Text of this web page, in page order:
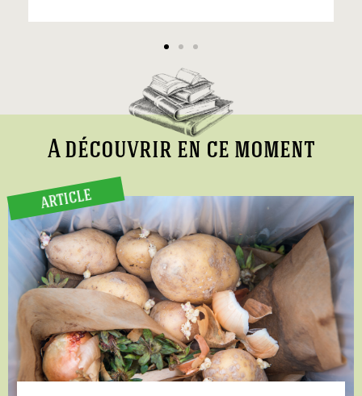
A découvrir en ce moment
ARTICLE